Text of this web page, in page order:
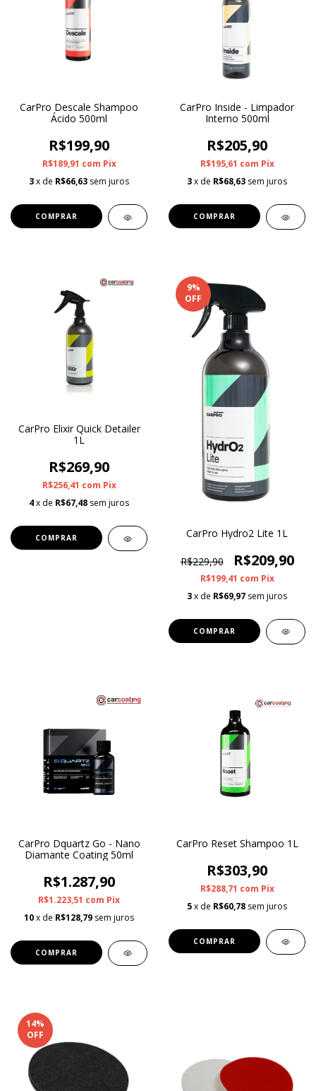
CarPro Descale Shampoo
Ácido 500ml
R$199,90
R$189,91 com Pix
3x de R$66,63 sem juros
CarPro Inside - Limpador
Interno 500ml
R$205,90
R$195,61 com Pix
3x de R$68,63 sem juros
CarPro Elixir Quick Detailer
1L
R$269,90
R$256,41 com Pix
4x de R$67,48 sem juros
9%
OFF
CarPro Hydro2 Lite 1L
R$229,90 R$209,90
R$199,41 com Pix
3x de R$69,97 sem juros
CarPro Dquartz Go - Nano
Diamante Coating 50ml
R$1.287,90
R$1.223,51 com Pix
10x de R$128,79 sem juros
CarPro Reset Shampoo 1L
R$303,90
R$288,71 com Pix
5x de R$60,78 sem juros
14%
OFF